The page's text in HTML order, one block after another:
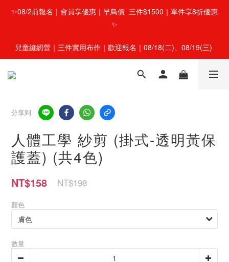
✨08/2前報名｜會員享優惠｜早鳥價  三件$1500｜單件享8折優惠
✨
兒童縫紉營｜三件實用布作｜歡迎報名｜08/18(二)、08/19(三)
分享到
人體工學 紗剪 (掛式-透明黃保
護蓋) (共4色)
NT$158 NT$198
顏色
數量